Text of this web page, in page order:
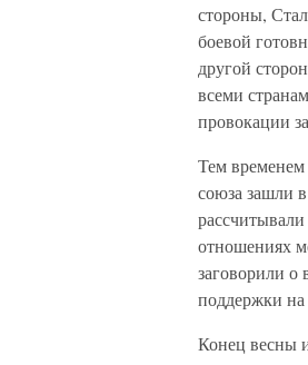
стороны,
боевой
другой
всеми
провокации
Тем
союза зашли
отношениях
заговорили о
поддержки на
Конец весны